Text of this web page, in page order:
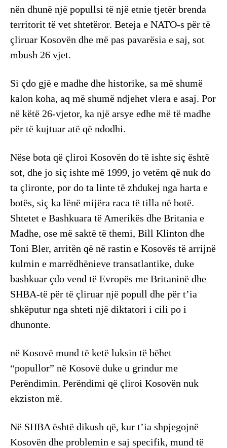
nën dhunë një popullsi të një etnie tjetër brenda
territorit të vet shtetëror. Beteja e NATO-s për të
çliruar Kosovën dhe më pas pavarësia e saj, sot
mbush 26 vjet.
Si çdo gjë e madhe dhe historike, sa më shumë
kalon koha, aq më shumë ndjehet vlera e asaj. Por
në këtë 26-vjetor, ka një arsye edhe më të madhe
për të kujtuar atë që ndodhi.
Nëse bota që çliroi Kosovën do të ishte siç është
sot, dhe jo siç ishte më 1999, jo vetëm që nuk do
ta çlironte, por do ta linte të zhdukej nga harta e
botës, siç ka lënë mijëra raca të tilla në botë.
Shtetet e Bashkuara të Amerikës dhe Britania e
Madhe, ose më saktë të themi, Bill Klinton dhe
Toni Bler, arritën që në rastin e Kosovës të arrijnë
kulmin e marrëdhënieve transatlantike, duke
bashkuar çdo vend të Evropës me Britaninë dhe
SHBA-të për të çliruar një popull dhe për t’ia
shkëputur nga shteti një diktatori i cili po i
dhunonte.
në Kosovë mund të ketë luksin të bëhet
“popullor” në Kosovë duke u grindur me
Perëndimin. Perëndimi që çliroi Kosovën nuk
ekziston më.
Në SHBA është dikush që, kur t’ia shpjegojnë
Kosovën dhe problemin e saj specifik, mund të